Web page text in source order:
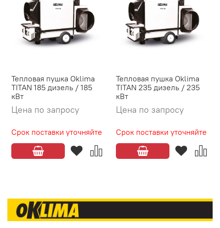
Тепловая пушка Oklima
TITAN 185 дизель / 185
кВт
Срок поставки уточняйте
Цена по запросу
Тепловая пушка Oklima
TITAN 235 дизель / 235
кВт
Срок поставки уточняйте
Цена по запросу